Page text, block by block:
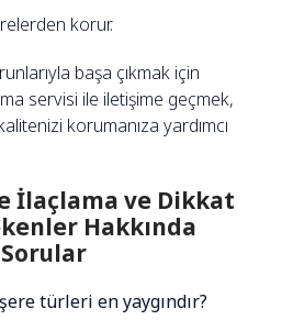
korur.
başa çıkmak için
servisi ile iletişime geçmek,
korumanıza yardımcı
İlaçlama ve Dikkat
Hakkında
Sorular
türleri en yaygındır?